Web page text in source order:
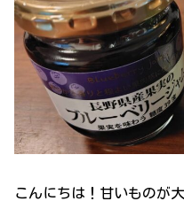
こんにちは！甘いものが